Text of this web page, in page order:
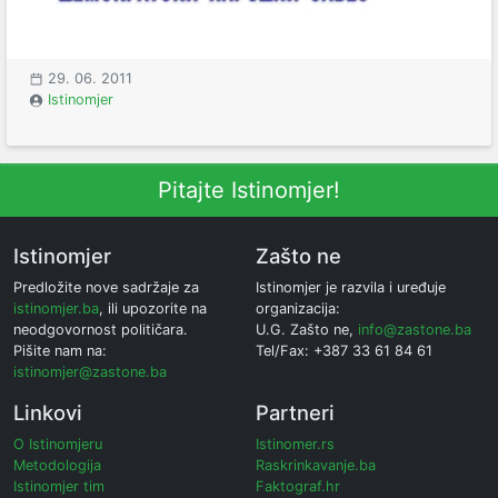
29. 06. 2011
Istinomjer
Pitajte Istinomjer!
Istinomjer
Predložite nove sadržaje za
istinomjer.ba, ili upozorite na
neodgovornost političara.
Pišite nam na:
istinomjer@zastone.ba
Zašto ne
Istinomjer je razvila i uređuje
organizacija:
U.G. Zašto ne, info@zastone.ba
Tel/Fax: +387 33 61 84 61
Linkovi
O Istinomjeru
Metodologija
Istinomjer tim
Partneri
Istinomer.rs
Raskrinkavanje.ba
Faktograf.hr